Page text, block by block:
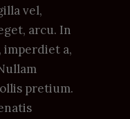
vel,
arcu. In
imperdiet a,
pretium.